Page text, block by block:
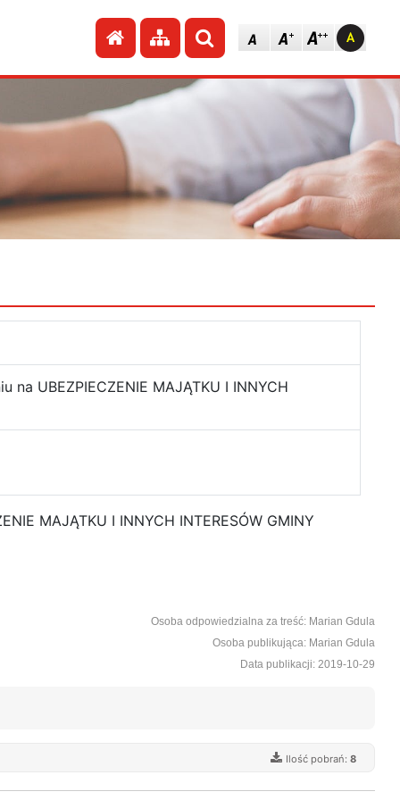
Przejdź do strony głównej
Przejdź do mapy strony
Szukaj
UBEZPIECZENIE MAJĄTKU I INNYCH
MAJĄTKU I INNYCH INTERESÓW GMINY
Osoba odpowiedzialna za treść: Marian Gdula
Osoba publikująca: Marian Gdula
Data publikacji: 2019-10-29
Ilość pobrań: 8